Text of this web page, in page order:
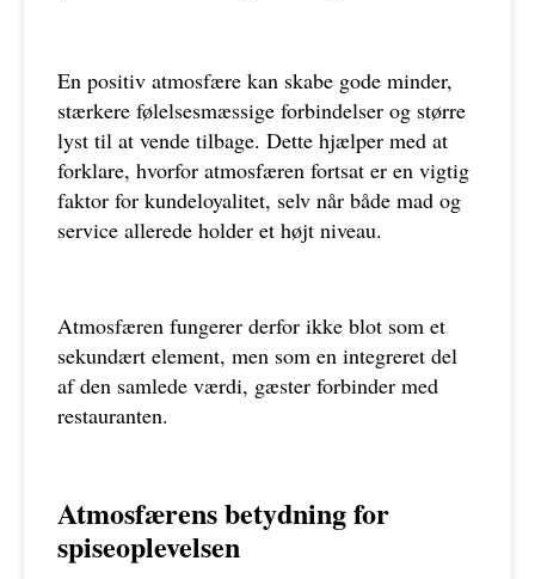
En positiv atmosfære kan skabe gode minder,
stærkere følelsesmæssige forbindelser og større
lyst til at vende tilbage. Dette hjælper med at
forklare, hvorfor atmosfæren fortsat er en vigtig
faktor for kundeloyalitet, selv når både mad og
service allerede holder et højt niveau.
Atmosfæren fungerer derfor ikke blot som et
sekundært element, men som en integreret del
af den samlede værdi, gæster forbinder med
restauranten.
Atmosfærens betydning for
spiseoplevelsen